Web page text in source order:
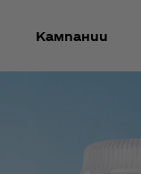
Кампании